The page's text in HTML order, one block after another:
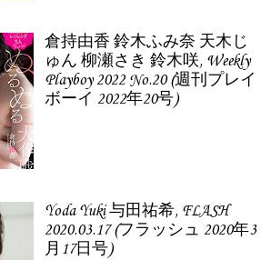
倉持由香 鈴木ふみ奈 天木じ
ゅん 柳瀬さき 鈴木咲, Weekly
Playboy 2022 No.20 (週刊プレイ
ボーイ 2022年20号)
Yoda Yuki 与田祐希, FLASH
2020.03.17 (フラッシュ 2020年3
月17日号)